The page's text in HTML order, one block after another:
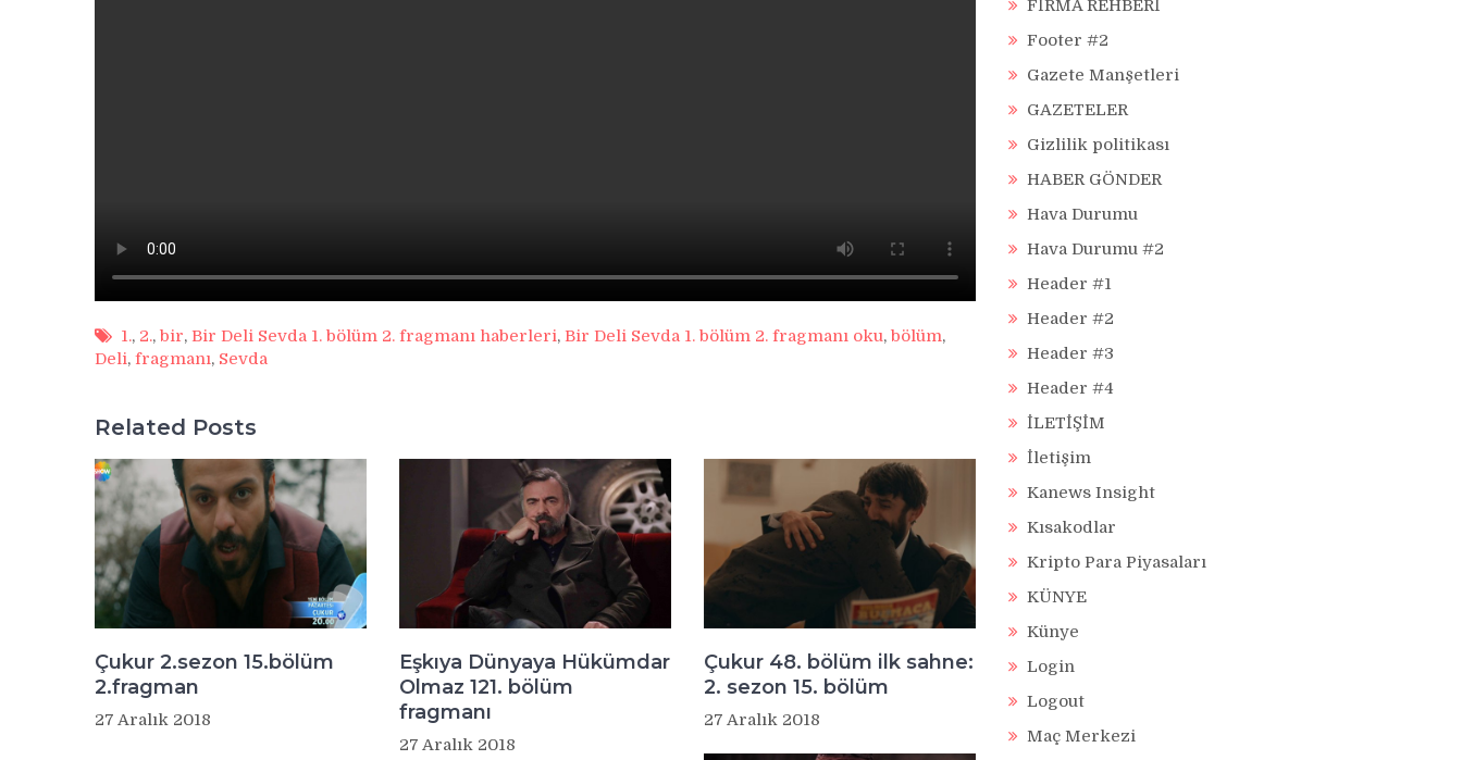
1., 2., bir, Bir Deli Sevda 1. bölüm 2. fragmanı haberleri, Bir Deli Sevda 1. bölüm 2. fragmanı oku, bölüm,
Deli, fragmanı, Sevda
Related Posts
Çukur 2.sezon 15.bölüm
2.fragman
27 Aralık 2018
Eşkıya Dünyaya Hükümdar
Olmaz 121. bölüm
fragmanı
27 Aralık 2018
Çukur 48. bölüm ilk sahne:
2. sezon 15. bölüm
27 Aralık 2018
FİRMA REHBERİ
Footer #2
Gazete Manşetleri
GAZETELER
Gizlilik politikası
HABER GÖNDER
Hava Durumu
Hava Durumu #2
Header #1
Header #2
Header #3
Header #4
İLETİŞİM
İletişim
Kanews Insight
Kısakodlar
Kripto Para Piyasaları
KÜNYE
Künye
Login
Logout
Maç Merkezi